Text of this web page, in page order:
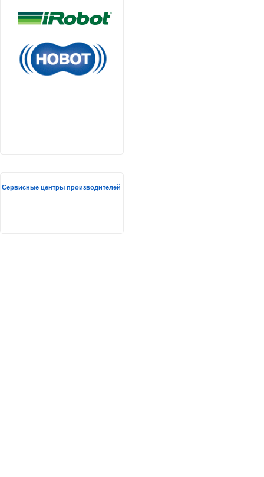
Сервисные центры производителей